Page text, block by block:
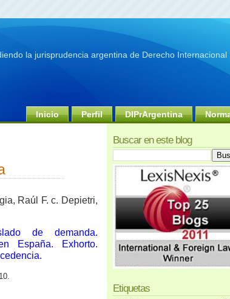
la jurisprudencia argentina de Derecho Internacional
Inicio Perfil DIPrArgentina
Raúl F. c. Depietri,
de demanda.
España. Exhorto.
Buscar en este blog
Etiquetas